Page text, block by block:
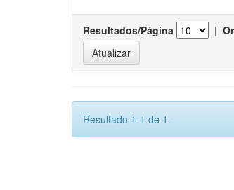
Resultados/Página |
Resultado 1-1 de 1.